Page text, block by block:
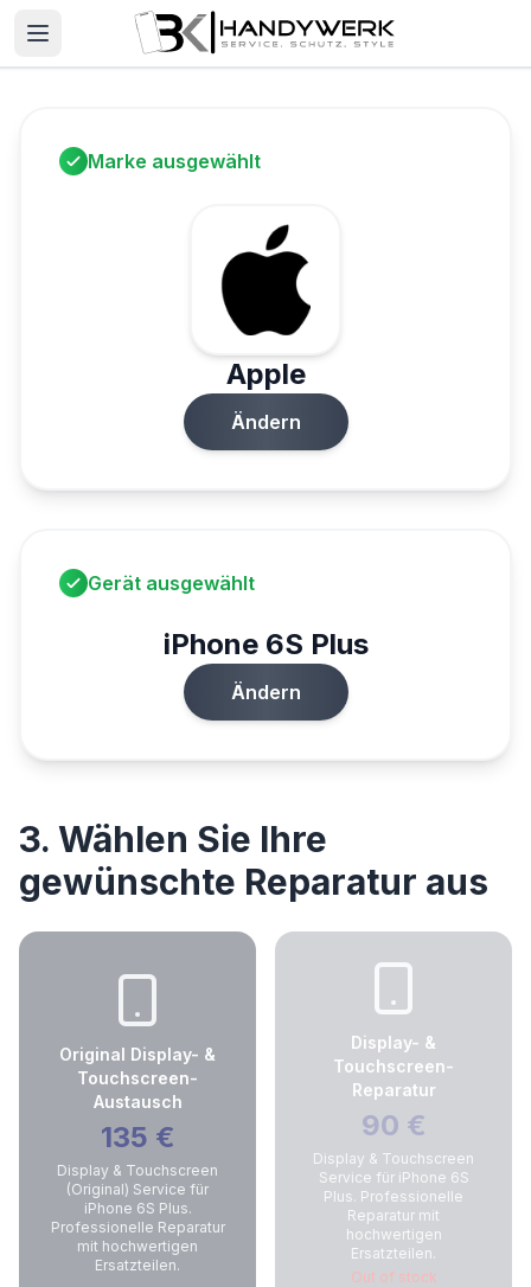
Marke ausgewählt
Apple
Ändern
Gerät ausgewählt
iPhone 6S Plus
Ändern
3. Wählen Sie Ihre
gewünschte Reparatur aus
Original Display- &
Touchscreen-
Austausch
135 €
Display & Touchscreen
(Original) Service für
iPhone 6S Plus.
Professionelle Reparatur
mit hochwertigen
Ersatzteilen.
Display- &
Touchscreen-
Reparatur
90 €
Display & Touchscreen
Service für iPhone 6S
Plus. Professionelle
Reparatur mit
hochwertigen
Ersatzteilen.
Out of stock